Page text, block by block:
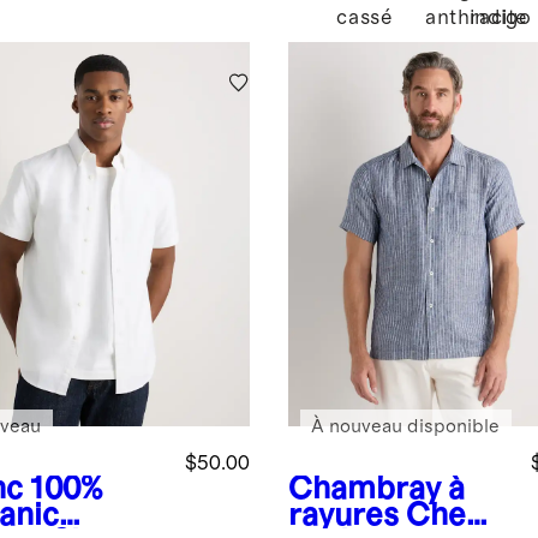
cassé
anthracite
indigo
100%
$50.00
Chambray à
rayures Chemi
À nouveau disponible